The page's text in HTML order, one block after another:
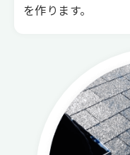
を作ります。